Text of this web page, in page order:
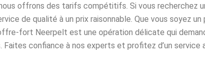
offrons des tarifs compétitifs. Si vous recherchez
de qualité à un prix raisonnable. Que vous soyez
fort Neerpelt est une opération délicate qui
Faites confiance à nos experts et profitez d’un